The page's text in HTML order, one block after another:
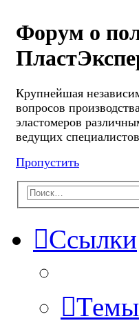
Форум о
Крупнейшая
вопросов
эластомеров
ведущих
Пропустить
Ссылки
Темы